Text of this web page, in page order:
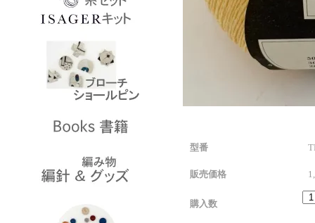
型番
販売価格
購入数